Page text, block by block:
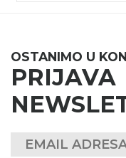
OSTANIMO U